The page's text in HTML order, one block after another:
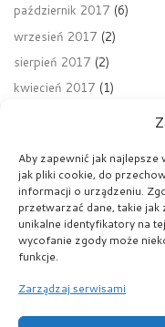
Aby zapewnić jak
jak pliki cookie, do
informacji o urządzeniu.
przetwarzać dane, takie
unikalne identyfikatory na
wycofanie zgody może
funkcje.
Zarządzaj serwisami
październik 2017 (6)
wrzesień 2017 (2)
sierpień 2017 (2)
kwiecień 2017 (1)
Nawigacja wpisu
Poprzedni wpis